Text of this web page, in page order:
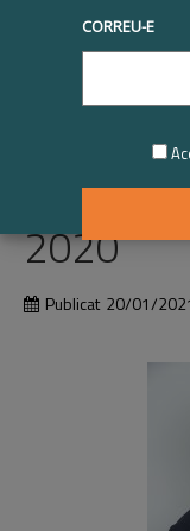
per la
2020
Publicat 20/01/
CORREU-E